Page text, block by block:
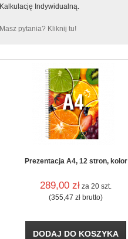
Kalkulację Indywidualną.
Masz pytania? Kliknij tu!
Prezentacja A4, 12 stron, kolor
289,00 zł za 20 szt.
(355,47 zł brutto)
DODAJ DO KOSZYKA